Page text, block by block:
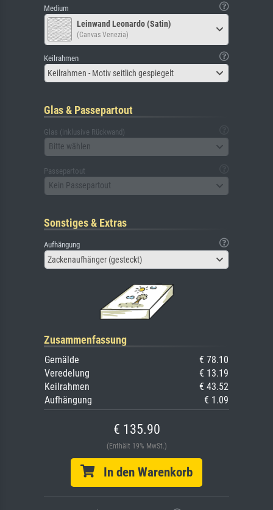
Medium
Leinwand Leonardo (Satin)
(Canvas Venezia)
Keilrahmen
Keilrahmen - Motiv seitlich gespiegelt
Glas & Passepartout
Glas (inklusive Rückwand)
Bitte wählen
Passepartout
Kein Passepartout
Sonstiges & Extras
Aufhängung
Zackenaufhänger (gesteckt)
Zusammenfassung
Gemälde
€ 78.10
Veredelung
€ 13.19
Keilrahmen
€ 43.52
Aufhängung
€ 1.09
€ 135.90
(Enthält 19% MwSt.)
In den Warenkorb